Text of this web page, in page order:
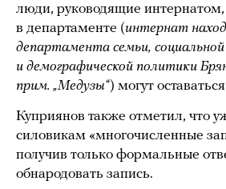
люди, руководящие интернатом,
в департаменте (интернат
департамента семьи, социальной
и демографической политики
прим. „Медузы“) могут
Куприянов также отметил, что
силовикам «многочисленные
получив только формальные
обнародовать запись.